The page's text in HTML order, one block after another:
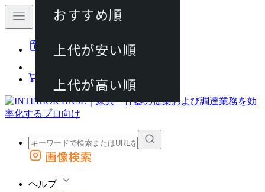
動画マニュアル
カート
外部サイトの商品をカートに追加
画像検索
ヘルプ
おすすめ順
上代が安い順
上代が高い順